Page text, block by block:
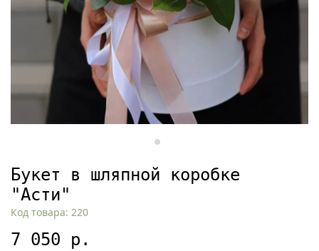
Букет в шляпной коробке
"Асти"
Код товара: 220
7 050 р.